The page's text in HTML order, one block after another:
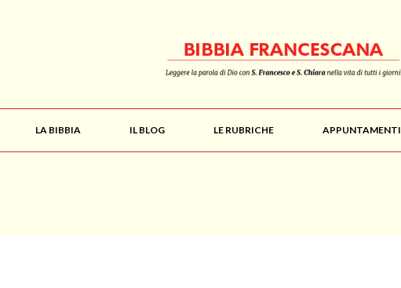
LA BIBBIA IL BLOG LE RUBRICHE APPUNTAMENTI